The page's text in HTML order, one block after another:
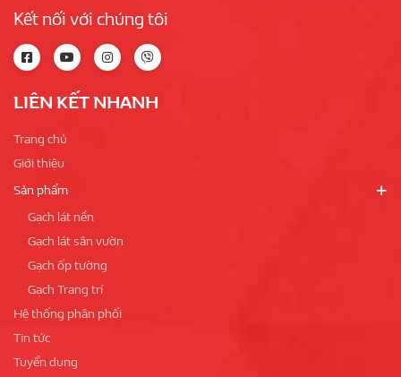
Kết nối với chúng tôi
LIÊN KẾT NHANH
Trang chủ
Giới thiệu
Sản phẩm
Gạch lát nền
Gạch lát sân vườn
Gạch ốp tường
Gạch Trang trí
Hệ thống phân phối
Tin tức
Tuyển dụng